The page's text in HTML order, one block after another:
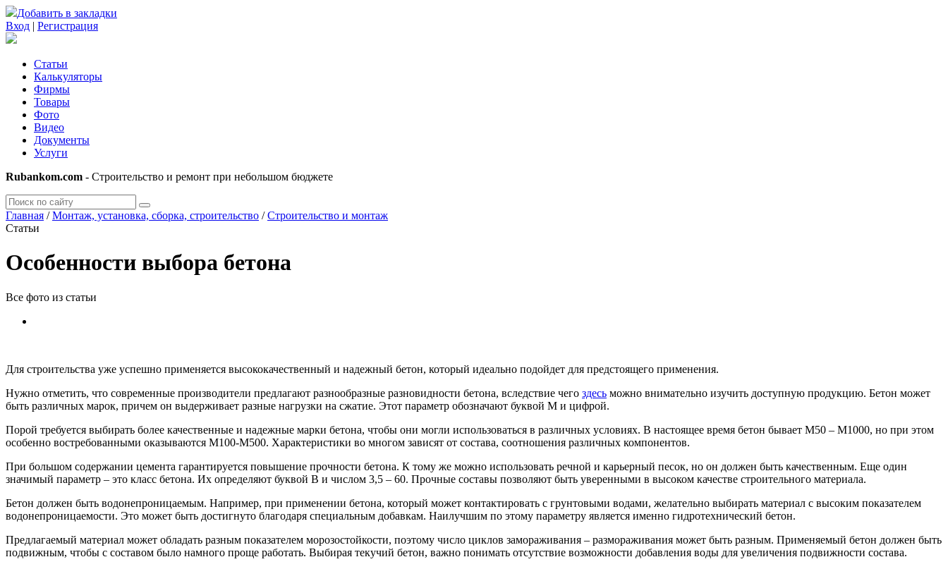
Добавить в закладки
Вход | Регистрация
Статьи
Калькуляторы
Фирмы
Товары
Фото
Видео
Документы
Услуги
Rubankom.com - Строительство и ремонт при небольшом бюджете
Главная /Монтаж, установка, сборка, строительство /Строительство и монтаж
Статьи
Особенности выбора бетона
Все фото из статьи
Для строительства уже успешно применяется высококачественный и надежный бетон, который идеально подойдет для предстоящего применения.
Нужно отметить, что современные производители предлагают разнообразные разновидности бетона, вследствие чего здесь можно внимательно изучить доступную продукцию. Бетон может
быть различных марок, причем он выдерживает разные нагрузки на сжатие. Этот параметр обозначают буквой М и цифрой.
Порой требуется выбирать более качественные и надежные марки бетона, чтобы они могли использоваться в различных условиях. В настоящее время бетон бывает М50 – М1000, но при этом
особенно востребованными оказываются М100-М500. Характеристики во многом зависят от состава, соотношения различных компонентов.
При большом содержании цемента гарантируется повышение прочности бетона. К тому же можно использовать речной и карьерный песок, но он должен быть качественным. Еще один
значимый параметр – это класс бетона. Их определяют буквой В и числом 3,5 – 60. Прочные составы позволяют быть уверенными в высоком качестве строительного материала.
Бетон должен быть водонепроницаемым. Например, при применении бетона, который может контактировать с грунтовыми водами, желательно выбирать материал с высоким показателем
водонепроницаемости. Это может быть достигнуто благодаря специальным добавкам. Наилучшим по этому параметру является именно гидротехнический бетон.
Предлагаемый материал может обладать разным показателем морозостойкости, поэтому число циклов замораживания – размораживания может быть разным. Применяемый бетон должен быть
подвижным, чтобы с составом было намного проще работать. Выбирая текучий бетон, важно понимать отсутствие возможности добавления воды для увеличения подвижности состава.